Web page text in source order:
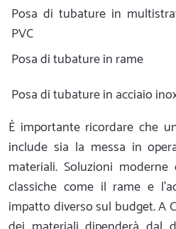
Posa di tubature in
PVC
Posa di tubature in rame
Posa di tubature in acciaio
È importante ricordare che
include sia la messa in
materiali. Soluzioni
classiche come il rame e
impatto diverso sul budget. A